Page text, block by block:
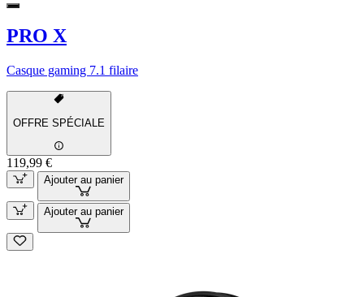
PRO X
Casque gaming 7.1 filaire
OFFRE SPÉCIALE
119,99 €
Ajouter au panier
Ajouter au panier